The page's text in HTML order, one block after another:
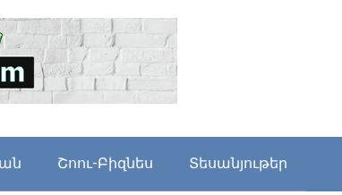
Շոու-Բիզնես Տեսանյութեր